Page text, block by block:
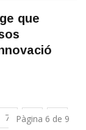
que
7 8 9
Pàgina 6 de 9